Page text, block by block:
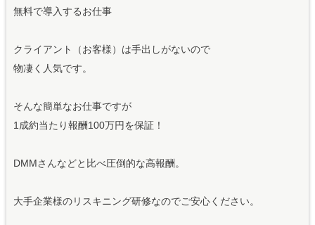
無料で導入するお仕事
クライアント（お客様）は手出しがないので
物凄く人気です。
そんな簡単なお仕事ですが
1成約当たり報酬100万円を保証！
DMMさんなどと比べ圧倒的な高報酬。
大手企業様のリスキニング研修なのでご安心ください。